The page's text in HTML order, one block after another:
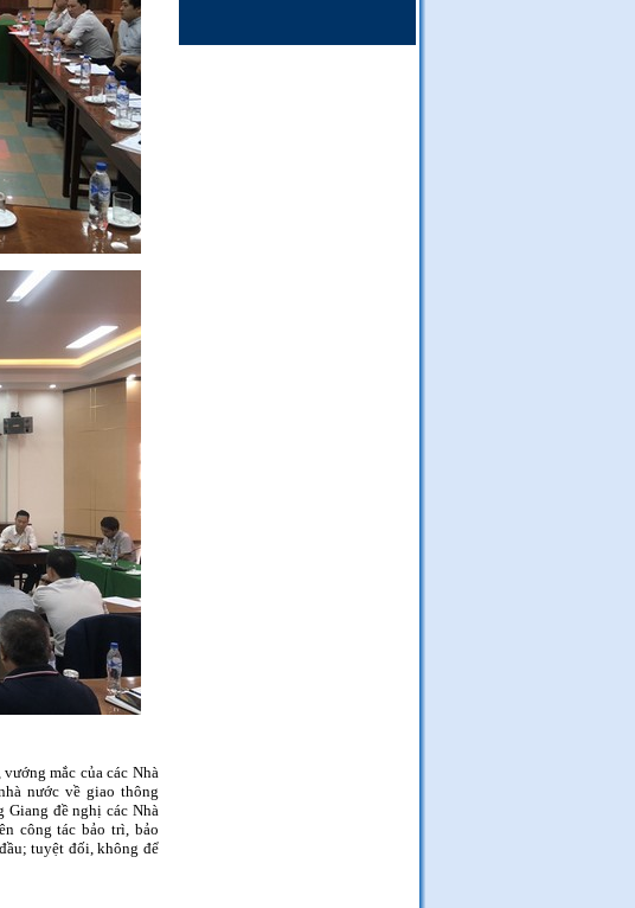
mắc của các Nhà
nước về giao thông
Giang đề nghị các Nhà
công tác bảo trì, bảo
tuyệt đối, không để